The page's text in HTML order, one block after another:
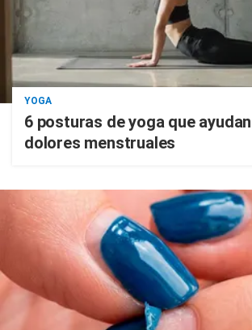
YOGA
6 posturas de yoga que
dolores menstruales